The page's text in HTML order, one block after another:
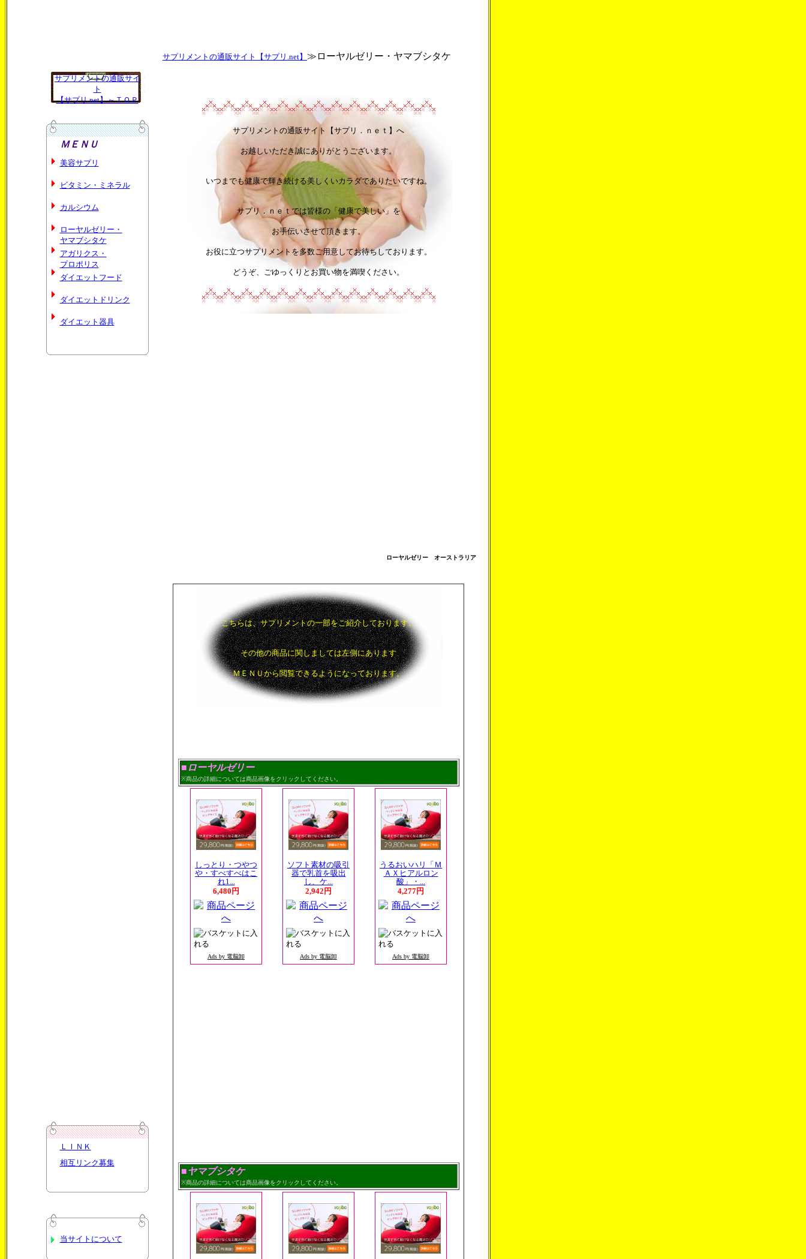
サプリメントの通販サイ
ト
【サプリ.net】～ＴＯＰ
ＭＥＮＵ
美容サプリ
ビタミン・ミネラル
カルシウム
ローヤルゼリー・
ヤマブシタケ
アガリクス・
プロポリス
ダイエットフード
ダイエットドリンク
ダイエット器具
ＬＩＮＫ
相互リンク募集
当サイトについて
サプリメントの通販サイト【サプリ.net】 ≫ローヤルゼリー・ヤマブシタケ
サプリメントの通販サイト【サプリ．ｎｅｔ】へ
お越しいただき誠にありがとうございます。
いつまでも健康で輝き続ける美しくいカラダでありたいですね。
サプリ．ｎｅｔでは皆様の「健康で美しい」を
お手伝いさせて頂きます。
お役に立つサプリメントを多数ご用意してお待ちしております。
どうぞ、ごゆっくりとお買い物を満喫ください。
ローヤルゼリー オーストラリア
こちらは、サプリメントの一部をご紹介しております。
その他の商品に関しましては左側にあります
ＭＥＮＵから閲覧できるようになっております。
■ローヤルゼリー
※商品の詳細については商品画像をクリックしてください。
しっとり・つやつ
や・すべすべはこ
れ1...
6,480円
Ads by 電脳卸
ソフト素材の吸引
器で乳首を吸出
し、ケ...
2,942円
Ads by 電脳卸
うるおいハリ「Ｍ
ＡＸヒアルロン
酸」・...
4,277円
Ads by 電脳卸
■ヤマブシタケ
※商品の詳細については商品画像をクリックしてください。